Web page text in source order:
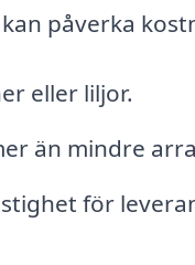
påverka
eller liljor.
än mindre
för